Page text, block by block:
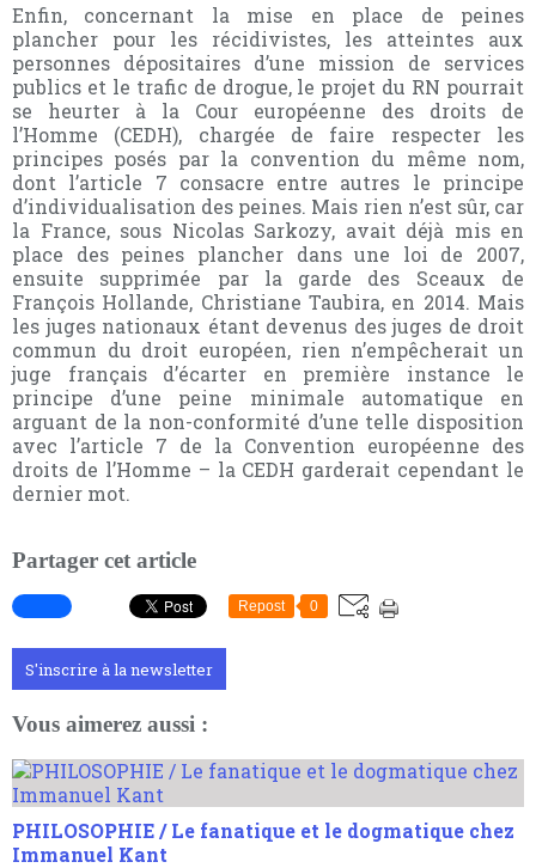
Enfin, concernant la mise en place de peines
plancher pour les récidivistes, les atteintes aux
personnes dépositaires d’une mission de services
publics et le trafic de drogue, le projet du RN pourrait
se heurter à la Cour européenne des droits de
l’Homme (CEDH), chargée de faire respecter les
principes posés par la convention du même nom,
dont l’article 7 consacre entre autres le principe
d’individualisation des peines. Mais rien n’est sûr, car
la France, sous Nicolas Sarkozy, avait déjà mis en
place des peines plancher dans une loi de 2007,
ensuite supprimée par la garde des Sceaux de
François Hollande, Christiane Taubira, en 2014. Mais
les juges nationaux étant devenus des juges de droit
commun du droit européen, rien n’empêcherait un
juge français d’écarter en première instance le
principe d’une peine minimale automatique en
arguant de la non-conformité d’une telle disposition
avec l’article 7 de la Convention européenne des
droits de l’Homme – la CEDH garderait cependant le
dernier mot.
Partager cet article
Repost 0
S'inscrire à la newsletter
Vous aimerez aussi :
PHILOSOPHIE / Le fanatique et le dogmatique chez
Immanuel Kant